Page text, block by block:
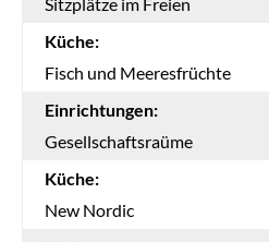
Sitzplätze im Freien
Küche:
Fisch und Meeresfrüchte
Einrichtungen:
Gesellschaftsraüme
Küche:
New Nordic